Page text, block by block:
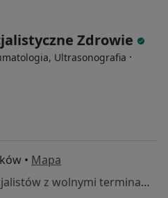
Zdrowie
Ultrasonografia ·
• Mapa
Brak dostępnych specjalistów z wolnymi terminami w tym centrum medycznym.